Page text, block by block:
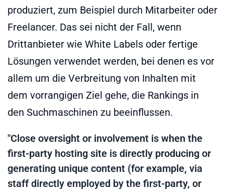
produziert, zum Beispiel durch Mitarbeiter oder
Freelancer. Das sei nicht der Fall, wenn
Drittanbieter wie White Labels oder fertige
Lösungen verwendet werden, bei denen es vor
allem um die Verbreitung von Inhalten mit
dem vorrangigen Ziel gehe, die Rankings in
den Suchmaschinen zu beeinflussen.
"Close oversight or involvement is when the
first-party hosting site is directly producing or
generating unique content (for example, via
staff directly employed by the first-party, or